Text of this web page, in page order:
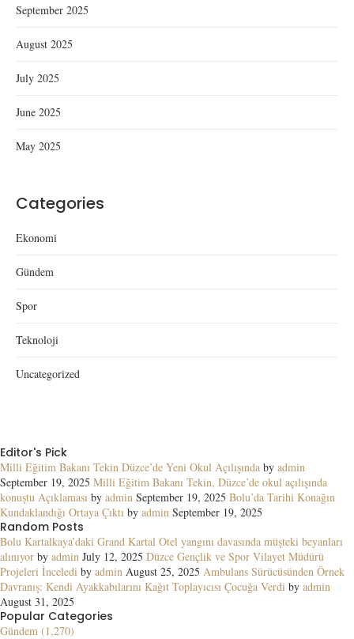
September 2025
August 2025
July 2025
June 2025
May 2025
Categories
Ekonomi
Gündem
Spor
Teknoloji
Uncategorized
Editor's Pick
Milli Eğitim Bakanı Tekin Düzce’de Yeni Okul Açılışında by admin
September 19, 2025 Milli Eğitim Bakanı Tekin, Düzce’de okul açılışında
konuştu Açıklaması by admin September 19, 2025 Bolu’da Tarihi Konağın
Kundaklandığı Ortaya Çıktı by admin September 19, 2025
Random Posts
Bolu Kartalkaya’daki Grand Kartal Otel yangını davasında müşteki beyanları
alınıyor by admin July 12, 2025 Düzce Gençlik ve Spor Vilayet Müdürü
Projeleri İnceledi by admin August 25, 2025 Ambulans Sürücüsünden Örnek
Davranış: Kendi Ayakkabılarını Kağıt Toplayıcısı Çocuğa Verdi by admin
August 31, 2025
Popular Categories
Gündem (1,270)